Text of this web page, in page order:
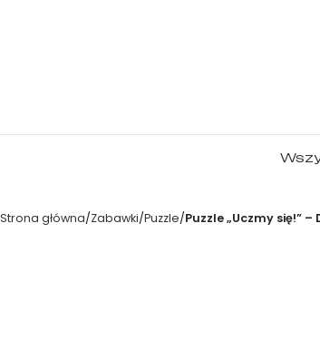
Strona główna Zabawki Puzzle Puzzle „Uczmy się!”